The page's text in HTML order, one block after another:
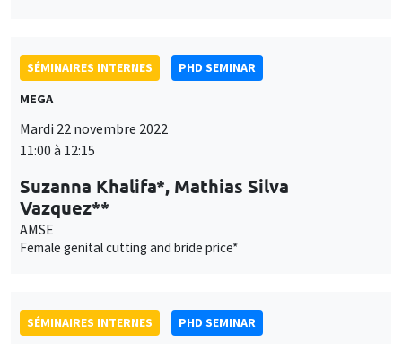
SÉMINAIRES INTERNES
PHD SEMINAR
MEGA
Mardi 22 novembre 2022
11:00 à 12:15
Suzanna Khalifa*, Mathias Silva
Vazquez**
AMSE
Female genital cutting and bride price*
SÉMINAIRES INTERNES
PHD SEMINAR